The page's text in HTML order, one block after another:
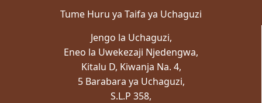
Tume Huru ya Taifa ya Uchaguzi
Jengo la Uchaguzi,
Eneo la Uwekezaji Njedengwa,
Kitalu D, Kiwanja Na. 4,
5 Barabara ya Uchaguzi,
S.L.P 358,